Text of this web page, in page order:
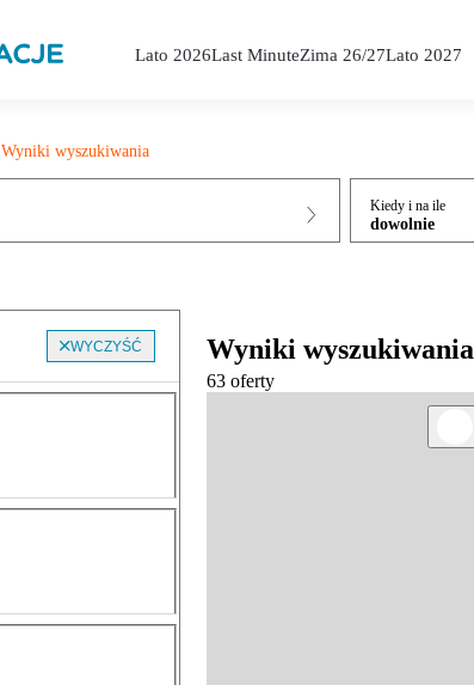
Lato 2026Last MinuteZima 26/27Lato 2027
Wyniki wyszukiwania
Kiedy i na ile
dowolnie
WYCZYŚĆ Wyniki wyszukiwania
63 oferty